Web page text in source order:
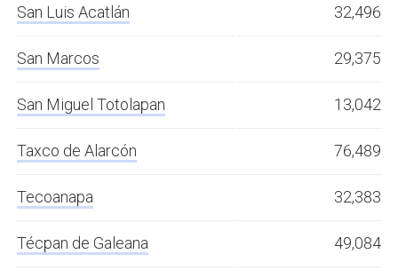
San Luis Acatlán 32,496
San Marcos 29,375
San Miguel Totolapan 13,042
Taxco de Alarcón 76,489
Tecoanapa 32,383
Técpan de Galeana 49,084